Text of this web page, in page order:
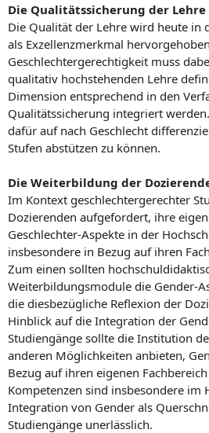
Die Qualitätssicherung der Lehre
Die Qualität der Lehre wird heute in
als Exzellenzmerkmal
Geschlechtergerechtigkeit muss
qualitativ hochstehenden Lehre
Dimension entsprechend in den
Qualitätssicherung integriert
dafür auf nach Geschlecht
Stufen abstützen zu können.
Die Weiterbildung der
Im Kontext geschlechtergerechter
Dozierenden aufgefordert, ihre
Geschlechter-Aspekte in der
insbesondere in Bezug auf ihren
Zum einen sollten
Weiterbildungsmodule die Gender-
die diesbezügliche Reflexion der
Hinblick auf die Integration der
Studiengänge sollte die Institution
anderen Möglichkeiten anbieten,
Bezug auf ihren eigenen
Kompetenzen sind insbesondere im
Integration von Gender als
Studiengänge unerlässlich.